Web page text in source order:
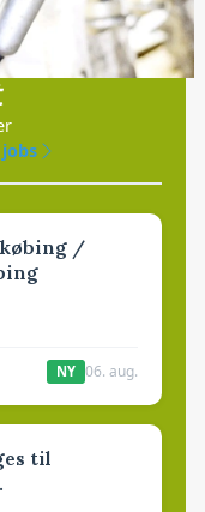
/
NY 06. aug.
til